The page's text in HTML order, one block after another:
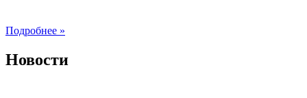
Подробнее »
Новости